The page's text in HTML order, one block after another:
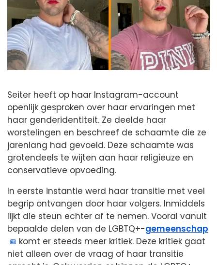
Seiter heeft op haar Instagram-account
openlijk gesproken over haar ervaringen met
haar genderidentiteit. Ze deelde haar
worstelingen en beschreef de schaamte die ze
jarenlang had gevoeld. Deze schaamte was
grotendeels te wijten aan haar religieuze en
conservatieve opvoeding.
In eerste instantie werd haar transitie met veel
begrip ontvangen door haar volgers. Inmiddels
lijkt die steun echter af te nemen. Vooral vanuit
bepaalde delen van de LGBTQ+-gemeenschap
komt er steeds meer kritiek. Deze kritiek gaat
niet alleen over de vraag of haar transitie